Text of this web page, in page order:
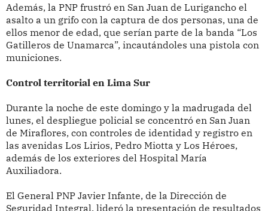
Además, la PNP frustró en San Juan de Lurigancho el
asalto a un grifo con la captura de dos personas, una de
ellos menor de edad, que serían parte de la banda “Los
Gatilleros de Unamarca”, incautándoles una pistola con
municiones.
Control territorial en Lima Sur
Durante la noche de este domingo y la madrugada del
lunes, el despliegue policial se concentró en San Juan
de Miraflores, con controles de identidad y registro en
las avenidas Los Lirios, Pedro Miotta y Los Héroes,
además de los exteriores del Hospital María
Auxiliadora.
El General PNP Javier Infante, de la Dirección de
Seguridad Integral, lideró la presentación de resultados